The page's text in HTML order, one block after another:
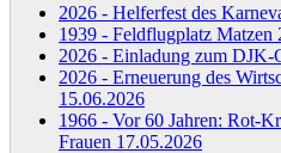
2026 - Helferfest des
1939 - Feldflugplatz Matzen
2026 - Einladung zum DJK-
2026 - Erneuerung des
15.06.2026
1966 - Vor 60 Jahren: Rot-
Frauen 17.05.2026